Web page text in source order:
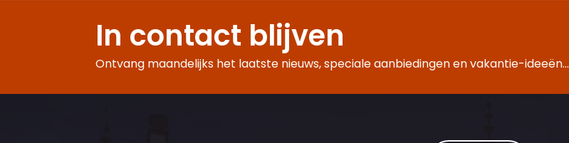
In contact blijven
Ontvang maandelijks het laatste nieuws, speciale aanbiedingen en vakantie-ideeën...